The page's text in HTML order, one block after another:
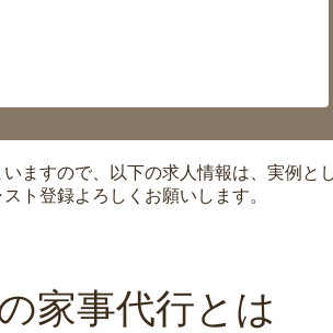
ますので、以下の求人情報は、実例と
ト登録よろしくお願いします。
家事代行とは